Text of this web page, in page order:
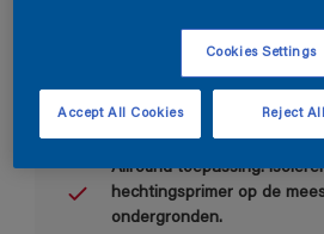
Belangrijkste voordelen
Allround toepassing:
hechtingsprimer op de
ondergronden.
Cookies Settings
Reject All
Accept All Cookies